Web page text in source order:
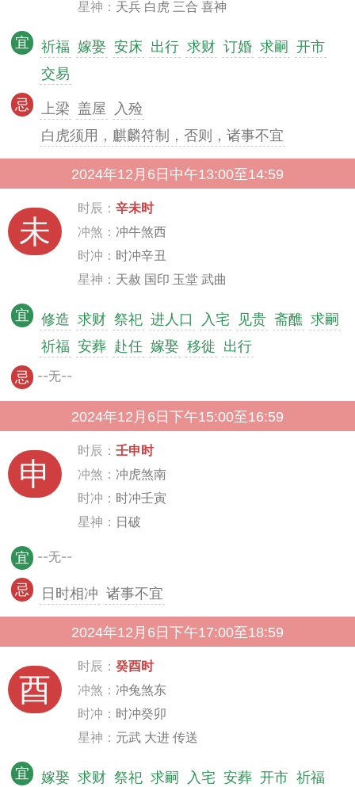
星神： 天兵 白虎 三合 喜神
宜 祈福 嫁娶 安床 出行 求财 订婚 求嗣 开市
交易
忌 上梁 盖屋
入殓
白虎须用，麒麟符制，否则，诸事不宜
2024年12月6日中午13:00至14:59
未
时辰： 辛未时
冲煞： 冲牛煞西
时冲： 时冲辛丑
星神： 天赦 国印 玉堂 武曲
宜 修造 求财 祭祀 进人口 入宅 见贵 斋醮 求嗣
祈福 安葬 赴任 嫁娶 移徙 出行
忌 --无--
2024年12月6日下午15:00至16:59
申
时辰： 壬申时
冲煞： 冲虎煞南
时冲： 时冲壬寅
星神： 日破
宜 --无--
忌 日时相冲 诸事不宜
2024年12月6日下午17:00至18:59
酉
时辰： 癸酉时
冲煞： 冲兔煞东
时冲： 时冲癸卯
星神： 元武 大进 传送
宜 嫁娶 求财 祭祀 求嗣 入宅 安葬 开市 祈福